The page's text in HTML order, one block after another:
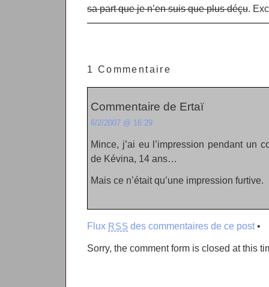
sa part que je n’en suis que plus déçu.
1 Commentaire
Commentaire de Ertaï
6/2/2007 @ 16:29
Mince, j’ai eu l’impression pendant un
de Kévina, 14 ans…
Mais ce n’était qu’une impression furtive.
Flux RSS des commentaires de ce post•
Sorry, the comment form is closed at this